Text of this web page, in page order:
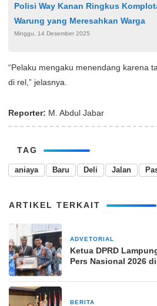
Polisi Way Kanan Ringkus
Warung yang Meresahkan Warga
Minggu, 14 Desember 2025
“Pelaku mengaku menendang karena
di rel,” jelasnya.
Reporter: M. Abdul Jabar
TAG
aniaya Baru Deli Jalan
ARTIKEL TERKAIT
ADVETORIAL
Ketua DPRD
Pers Nasional 2026
BERITA